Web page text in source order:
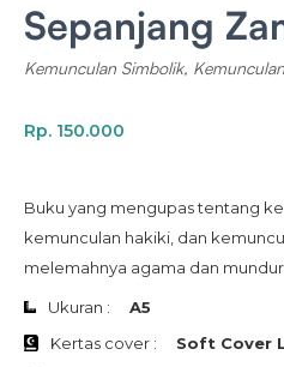
Sepanjang
Kemunculan Simbolik,
Rp. 150.000
Buku yang mengupas tentang
kemunculan hakiki, dan
melemahnya agama dan
Ukuran :
A5
Kertas cover :
Soft Cover